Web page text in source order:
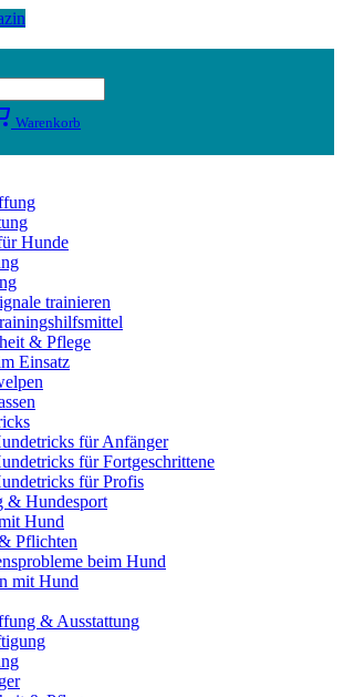
Warenkorb
Hunde
trainieren
& Pflege
Einsatz
für Anfänger
für Fortgeschrittene
für Profis
& Hundesport
Hund
Pflichten
beim Hund
mit Hund
& Ausstattung